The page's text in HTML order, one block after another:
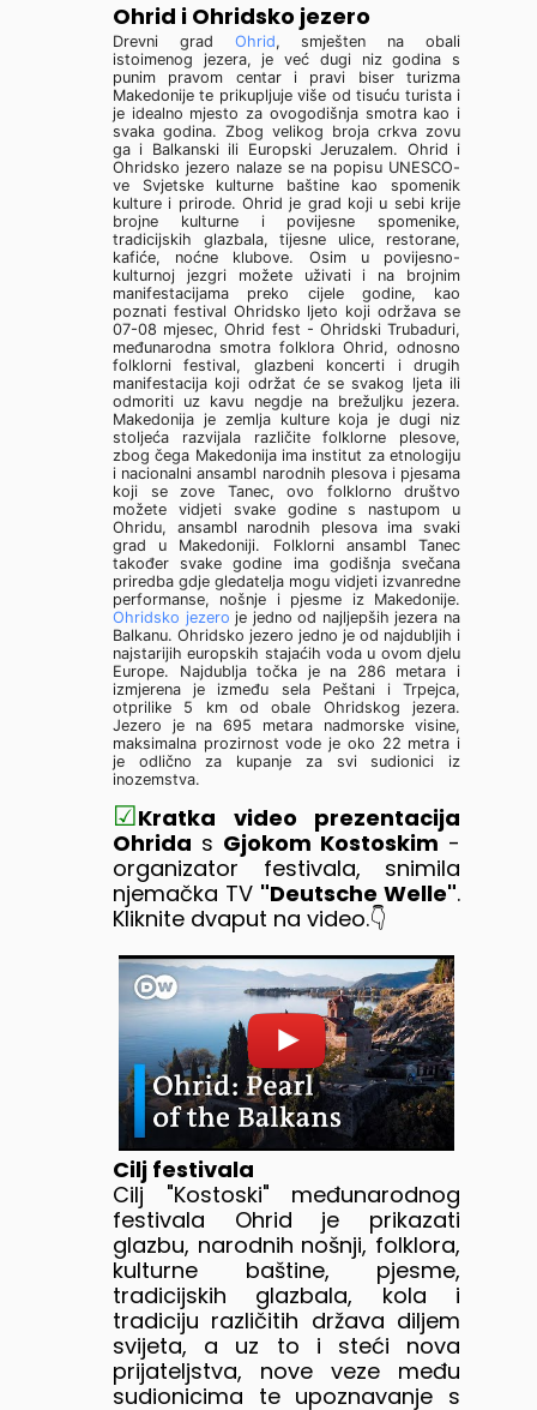
Ohrid i Ohridsko jezero
Drevni grad Ohrid, smješten na obali
istoimenog jezera, je već dugi niz godina s
punim pravom centar i pravi biser turizma
Makedonije te prikupljuje više od tisuću turista i
je idealno mjesto za ovogodišnja smotra kao i
svaka godina. Zbog velikog broja crkva zovu
ga i Balkanski ili Europski Jeruzalem. Ohrid i
Ohridsko jezero nalaze se na popisu UNESCO-
ve Svjetske kulturne baštine kao spomenik
kulture i prirode. Ohrid je grad koji u sebi krije
brojne kulturne i povijesne spomenike,
tradicijskih glazbala, tijesne ulice, restorane,
kafiće, noćne klubove. Osim u povijesno-
kulturnoj jezgri možete uživati i na brojnim
manifestacijama preko cijele godine, kao
poznati festival Ohridsko ljeto koji održava se
07-08 mjesec, Ohrid fest - Ohridski Trubaduri,
međunarodna smotra folklora Ohrid, odnosno
folklorni festival, glazbeni koncerti i drugih
manifestacija koji održat će se svakog ljeta ili
odmoriti uz kavu negdje na brežuljku jezera.
Makedonija je zemlja kulture koja je dugi niz
stoljeća razvijala različite folklorne plesove,
zbog čega Makedonija ima institut za etnologiju
i nacionalni ansambl narodnih plesova i pjesama
koji se zove Tanec, ovo folklorno društvo
možete vidjeti svake godine s nastupom u
Ohridu, ansambl narodnih plesova ima svaki
grad u Makedoniji. Folklorni ansambl Tanec
također svake godine ima godišnja svečana
priredba gdje gledatelja mogu vidjeti izvanredne
performanse, nošnje i pjesme iz Makedonije.
Ohridsko jezero je jedno od najljepših jezera na
Balkanu. Ohridsko jezero jedno je od najdubljih i
najstarijih europskih stajaćih voda u ovom djelu
Europe. Najdublja točka je na 286 metara i
izmjerena je između sela Peštani i Trpejca,
otprilike 5 km od obale Ohridskog jezera.
Jezero je na 695 metara nadmorske visine,
maksimalna prozirnost vode je oko 22 metra i
je odlično za kupanje za svi sudionici iz
inozemstva.
☑Kratka video prezentacija
Ohrida s Gjokom Kostoskim -
organizator festivala, snimila
njemačka TV "Deutsche Welle".
Kliknite dvaput na video.👇
Cilj festivala
Cilj "Kostoski" međunarodnog
festivala Ohrid je prikazati
glazbu, narodnih nošnji, folklora,
kulturne baštine, pjesme,
tradicijskih glazbala, kola i
tradiciju različitih država diljem
svijeta, a uz to i steći nova
prijateljstva, nove veze među
sudionicima te upoznavanje s